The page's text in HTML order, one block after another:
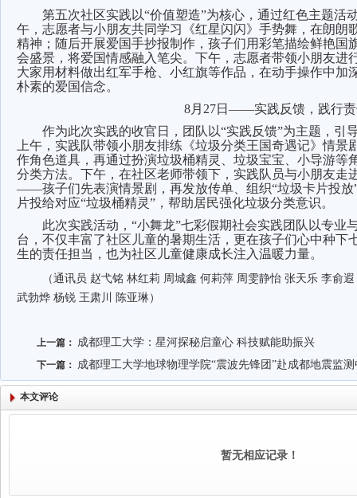
第五次社区实践以“价值塑造”为核心，通过红色主题活
午，志愿者与小朋友共同学习《红星闪闪》手势舞，在朗朗
精神；随后开展爱国手抄报制作，孩子们用彩笔描绘鲜艳国
会盛景，将爱国情感融入笔尖。下午，志愿者带领小朋友进
大家用材料做出红军手枪、小红旗等作品，在动手操作中加
朴素的爱国信念。
8月27日——实践反馈，践行
作为此次实践的收官日，团队以“实践反馈”为主题，引
上午，实践队带领小朋友排练《垃圾分类王国奇遇记》情景
作角色道具，再通过扮演垃圾桶精灵、垃圾宝宝、小导游等
分类方法。下午，在社区老师带领下，实践队员与小朋友走
——孩子们先表演情景剧，再发放传单、组织“垃圾卡片投放
片投给对应“垃圾桶精灵”，帮助居民强化垃圾分类意识。
此次实践活动，“小舞龙”七彩假期社会实践团队以专业
台，不仅丰富了社区儿童的暑期生活，更在孩子们心中种下
生的责任担当，也为社区儿童健康成长注入温暖力量。
（通讯员 赵弋铭 林红莉 周城鑫 何莉萍 周雯静怡 张天乐 李俞
武勃烨 杨锐 王肃川 陈亚琳）
上一篇： 成都理工大学：星河探秘启童心 科技赋能助振兴
下一篇： 成都理工大学地球物理学院“震波先锋团”赴成都地震监
本文评论
暂无相应记录！